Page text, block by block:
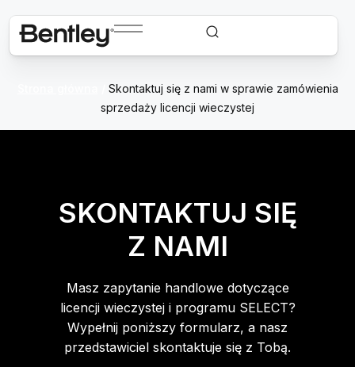
Skontaktuj się z nami w sprawie zamówienia
sprzedaży licencji wieczystej
SKONTAKTUJ SIĘ
Z NAMI
Masz zapytanie handlowe dotyczące
licencji wieczystej i programu SELECT?
Wypełnij poniższy formularz, a nasz
przedstawiciel skontaktuje się z Tobą.